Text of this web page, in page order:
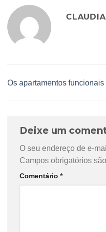
Os apartamentos funcionais
Deixe um
O seu endereço de e-
Campos obrigatórios
Comentário *